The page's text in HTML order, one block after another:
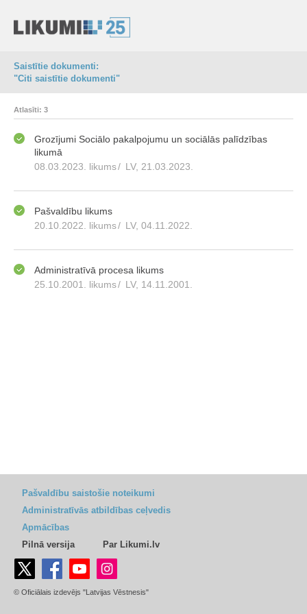
Saistītie dokumenti:
"Citi saistītie dokumenti"
Atlasīti: 3
Grozījumi Sociālo pakalpojumu un sociālās palīdzības
likumā
08.03.2023. likums/ LV, 21.03.2023.
Pašvaldību likums
20.10.2022. likums/ LV, 04.11.2022.
Administratīvā procesa likums
25.10.2001. likums/ LV, 14.11.2001.
Pašvaldību saistošie noteikumi
Administratīvās atbildības ceļvedis
Apmācības
Pilnā versija
Par Likumi.lv
© Oficiālais izdevējs "Latvijas Vēstnesis"